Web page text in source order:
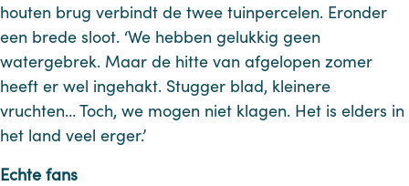
houten brug verbindt de twee tuinpercelen. Eronder
een brede sloot. ‘We hebben gelukkig geen
watergebrek. Maar de hitte van afgelopen zomer
heeft er wel ingehakt. Stugger blad, kleinere
vruchten… Toch, we mogen niet klagen. Het is elders in
het land veel erger.’
Echte fans